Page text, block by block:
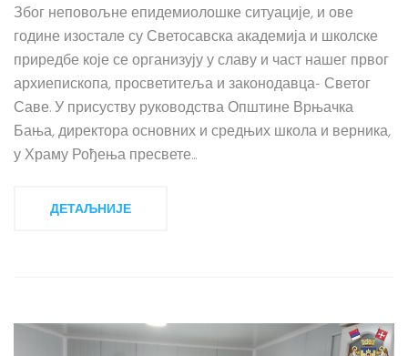
Због неповољне епидемиолошке ситуације, и ове
године изостале су Светосавска академија и школске
приредбе које се организују у славу и част нашег првог
архиепископа, просветитеља и законодавца- Светог
Саве. У присуству руководства Општине Врњачка
Бања, директора основних и средњих школа и верника,
у Храму Рођења пресвете...
ДЕТАЉНИЈЕ